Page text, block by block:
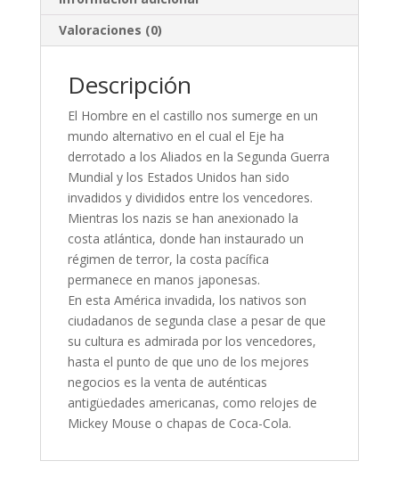
Valoraciones (0)
Descripción
El Hombre en el castillo nos sumerge en un
mundo alternativo en el cual el Eje ha
derrotado a los Aliados en la Segunda Guerra
Mundial y los Estados Unidos han sido
invadidos y divididos entre los vencedores.
Mientras los nazis se han anexionado la
costa atlántica, donde han instaurado un
régimen de terror, la costa pacífica
permanece en manos japonesas.
En esta América invadida, los nativos son
ciudadanos de segunda clase a pesar de que
su cultura es admirada por los vencedores,
hasta el punto de que uno de los mejores
negocios es la venta de auténticas
antigüedades americanas, como relojes de
Mickey Mouse o chapas de Coca-Cola.